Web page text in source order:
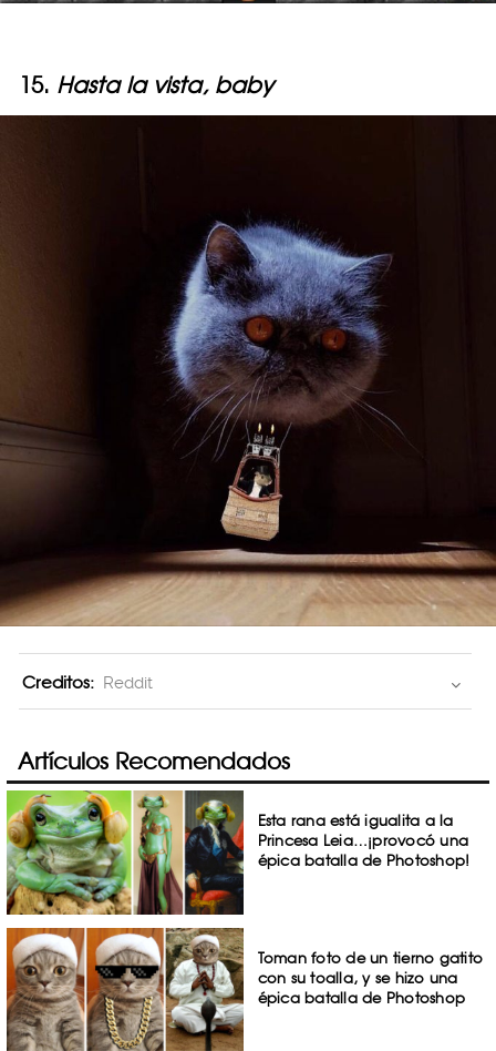
15. Hasta la vista, baby
Creditos: Reddit
Artículos Recomendados
Esta rana está igualita a la
Princesa Leia…¡provocó una
épica batalla de Photoshop!
Toman foto de un tierno gatito
con su toalla, y se hizo una
épica batalla de Photoshop